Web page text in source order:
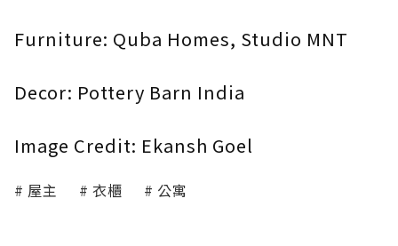
Furniture: Quba Homes, Studio MNT
Decor: Pottery Barn India
Image Credit: Ekansh Goel
屋主 衣櫃 公寓